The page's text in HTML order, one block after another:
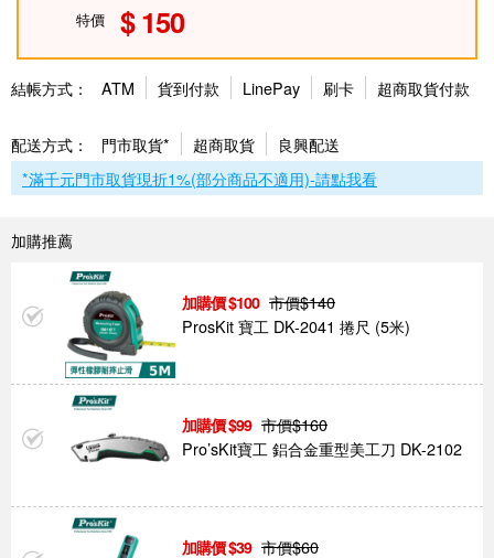
特價 150
結帳方式： ATM 貨到付款 LinePay 刷卡 超商取貨付款
配送方式： 門市取貨* 超商取貨
良興配送
*滿千元門市取貨現折1%(部分商品不適用)-請點我看
加購推薦
100 市價$140
ProsKit 寶工 DK-2041 捲尺 (5米)
99 市價$160
Pro’sKit寶工 鋁合金重型美工刀 DK-2102
39 市價$60